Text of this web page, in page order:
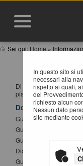
Sei qui: Home »
In questo sito si
necessari alla
rispetto ai quali,
del
richiesto alcun
Nessun dato
sito mediante
ISTRUZIONI
Di seguito si riportano i
piattaforma telematica
Documenti
Guida alla registrazione
Guida alla
Guida all'iscrizione agli
Dichiarazione sostitutiva
Guida alla compilazione